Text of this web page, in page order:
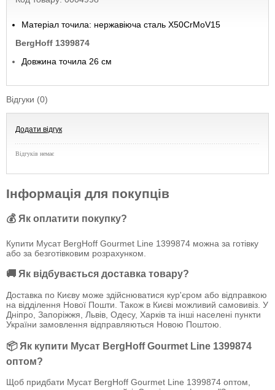
Матеріал точила: нержавіюча сталь X50CrMoV15
BergHoff 1399874
Довжина точила 26 см
Відгуки (0)
Додати відгук
Відгуків немає
Інформація для покупців
💰 Як оплатити покупку?
Купити Мусат BergHoff Gourmet Line 1399874 можна за готівку
або за безготівковим розрахунком.
🚚 Як відбувається доставка товару?
Доставка по Києву може здійснюватися кур'єром або відправкою
на відділення Нової Пошти. Також в Києві можливий самовивіз. У
Дніпро, Запоріжжя, Львів, Одесу, Харків та інші населені пункти
України замовлення відправляються Новою Поштою.
📦 Як купити Мусат BergHoff Gourmet Line 1399874
оптом?
Щоб придбати Мусат BergHoff Gourmet Line 1399874 оптом,